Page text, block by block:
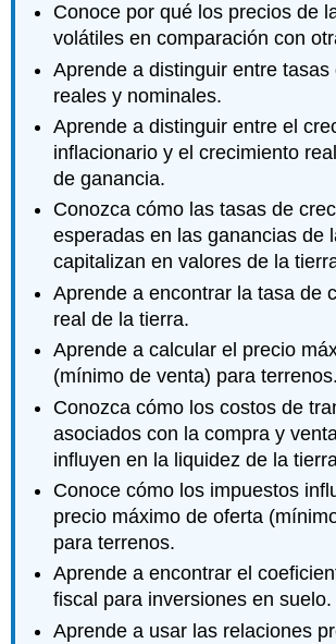
Conoce por qué los precios de
volátiles en comparación con
Aprende a distinguir entre tasas
reales y nominales.
Aprende a distinguir entre el
inflacionario y el crecimiento
de ganancia.
Conozca cómo las tasas de
esperadas en las ganancias de
capitalizan en valores de la
Aprende a encontrar la tasa de
real de la tierra.
Aprende a calcular el precio
(mínimo de venta) para terrenos.
Conozca cómo los costos de
asociados con la compra y
influyen en la liquidez de la
Conoce cómo los impuestos
precio máximo de oferta
para terrenos.
Aprende a encontrar el
fiscal para inversiones en suelo.
Aprende a usar las relaciones